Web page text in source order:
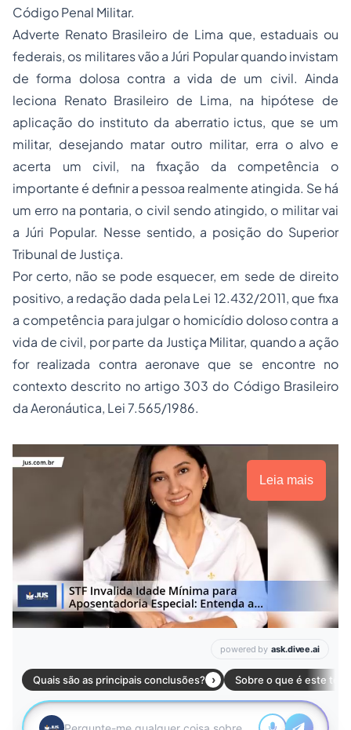
Código Penal Militar.
Adverte Renato Brasileiro de Lima que, estaduais ou
federais, os militares vão a Júri Popular quando invistam
de forma dolosa contra a vida de um civil. Ainda
leciona Renato Brasileiro de Lima, na hipótese de
aplicação do instituto da aberratio ictus, que se um
militar, desejando matar outro militar, erra o alvo e
acerta um civil, na fixação da competência o
importante é definir a pessoa realmente atingida. Se há
um erro na pontaria, o civil sendo atingido, o militar vai
a Júri Popular. Nesse sentido, a posição do Superior
Tribunal de Justiça.
Por certo, não se pode esquecer, em sede de direito
positivo, a redação dada pela Lei 12.432/2011, que fixa
a competência para julgar o homicídio doloso contra a
vida de civil, por parte da Justiça Militar, quando a ação
for realizada contra aeronave que se encontre no
contexto descrito no artigo 303 do Código Brasileiro
da Aeronáutica, Lei 7.565/1986.
Leia mais